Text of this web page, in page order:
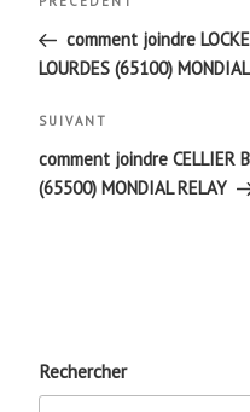
de
l’article
Article
précédent
comment joindre
LOURDES (65100)
Article
suivant
SUIVANT
comment joindre CELLIER
(65500) MONDIAL RELAY
Rechercher